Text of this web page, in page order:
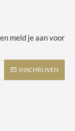
meld je aan voor
INSCHRIJVEN